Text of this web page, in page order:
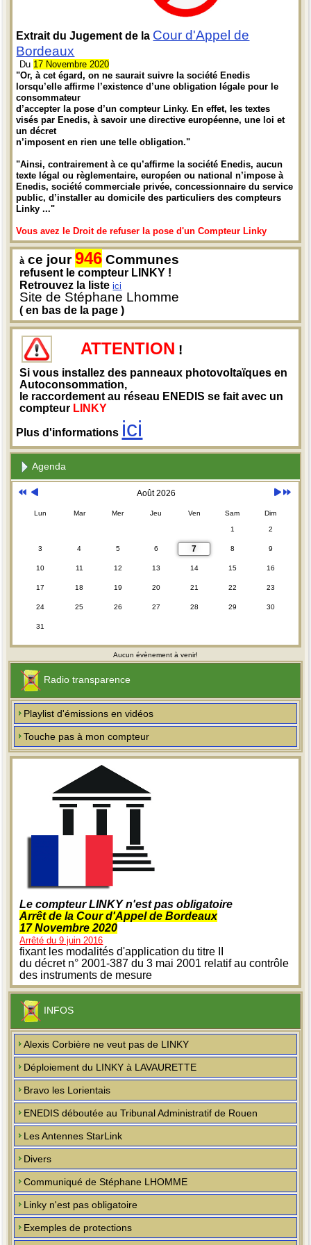
Extrait du Jugement de la Cour d'Appel de
Bordeaux
Du 17 Novembre 2020
"Or, à cet égard, on ne saurait suivre la société Enedis
lorsqu’elle affirme l’existence d’une obligation légale pour le
consommateur
d’accepter la pose d’un compteur Linky. En effet, les textes
visés par Enedis, à savoir une directive européenne, une loi et
un décret
n’imposent en rien une telle obligation."
"Ainsi, contrairement à ce qu’affirme la société Enedis, aucun
texte légal ou règlementaire, européen ou national n’impose à
Enedis, société commerciale privée, concessionnaire du service
public, d’installer au domicile des particuliers des compteurs
Linky ..."
Vous avez le Droit de refuser la pose d'un Compteur Linky
à ce jour946 Communes
refusent le compteur LINKY !
Retrouvez la listeici
Site de Stéphane Lhomme
( en bas de la page )
ATTENTION !
Si vous installez des panneaux photovoltaïques en
Autoconsommation,
le raccordement au réseau ENEDIS se fait avec un
compteur LINKY
Plus d'informations ici
Agenda
Août 2026
Lun Mar Mer Jeu Ven Sam Dim
1 2
3 4 5 6 7 8 9
10 11 12 13 14 15 16
17 18 19 20 21 22 23
24 25 26 27 28 29 30
31
Aucun évènement à venir!
Radio transparence
Playlist d'émissions en vidéos
Touche pas à mon compteur
Le compteur LINKY n'est pas obligatoire
Arrêt de la Cour d'Appel de Bordeaux
17 Novembre 2020
Arrêté du 9 juin 2016
fixant les modalités d'application du titre II
du décret n° 2001-387 du 3 mai 2001 relatif au contrôle
des instruments de mesure
INFOS
Alexis Corbière ne veut pas de LINKY
Déploiement du LINKY à LAVAURETTE
Bravo les Lorientais
ENEDIS déboutée au Tribunal Administratif de Rouen
Les Antennes StarLink
Divers
Communiqué de Stéphane LHOMME
Linky n'est pas obligatoire
Exemples de protections